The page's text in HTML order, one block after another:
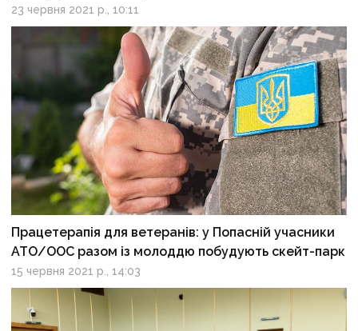
23 червня 2021 р., 10:11
Працетерапія для ветеранів: у Попасній учасники
АТО/ООС разом із молоддю побудують скейт-парк
15 червня 2021 р., 14:03